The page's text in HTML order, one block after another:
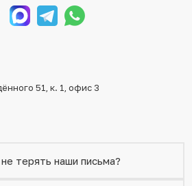
Все отправления надежно и
что исключает возможность
доставки.
51, к. 1, офис 3
терять наши письма?